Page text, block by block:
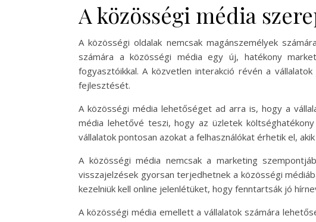
A közösségi média
A közösségi oldalak nemcsak magánszemélyek
számára a közösségi média egy új, hatékony
fogyasztóikkal. A közvetlen interakció révén a
fejlesztését.
A közösségi média lehetőséget ad arra is, hogy a
média lehetővé teszi, hogy az üzletek
vállalatok pontosan azokat a felhasználókat érhetik el,
A közösségi média nemcsak a marketing
visszajelzések gyorsan terjedhetnek a közösségi
kezelniük kell online jelenlétüket, hogy fenntartsák jó
A közösségi média emellett a vállalatok számára